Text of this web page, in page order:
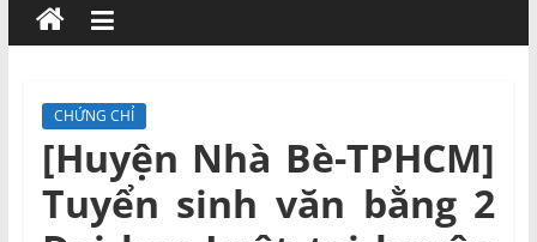
hạn
–
MIENNAM
CHỨNG CHỈ
[Huyện Nhà Bè-TPHCM]
Tuyển sinh văn bằng 2